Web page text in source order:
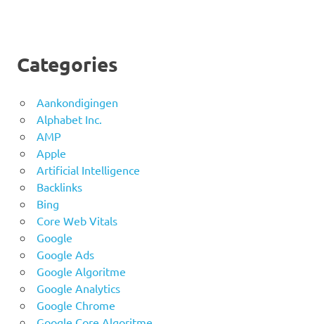
Categories
Aankondigingen
Alphabet Inc.
AMP
Apple
Artificial Intelligence
Backlinks
Bing
Core Web Vitals
Google
Google Ads
Google Algoritme
Google Analytics
Google Chrome